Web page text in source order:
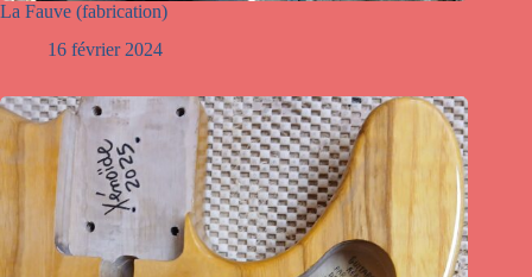
La Fauve (fabrication)
16 février 2024